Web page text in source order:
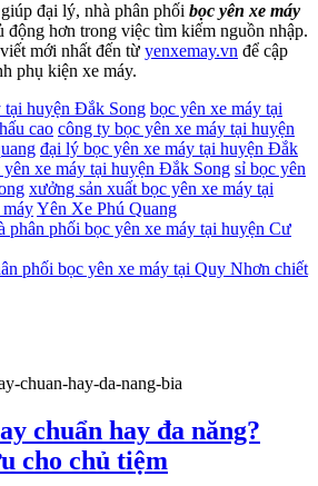
đại lý, nhà phân phối bọc yên xe máy
động hơn trong việc tìm kiếm nguồn nhập.
mới nhất đến từ yenxemay.vn để cập
phụ kiện xe máy.
tại huyện Đắk Song bọc yên xe máy tại
cao công ty bọc yên xe máy tại huyện
đại lý bọc yên xe máy tại huyện Đắk
yên xe máy tại huyện Đắk Song sỉ bọc yên
xưởng sản xuất bọc yên xe máy tại
Yên Xe Phú Quang
phân phối bọc yên xe máy tại huyện Cư
phối bọc yên xe máy tại Quy Nhơn chiết
chuẩn hay đa năng?
cho chủ tiệm